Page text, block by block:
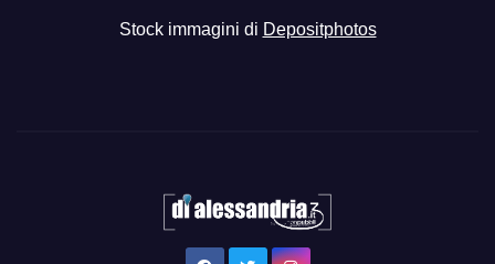
Stock immagini di Depositphotos